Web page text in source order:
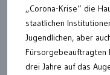
„Corona-Krise“ die
staatlichen
Jugendlichen, aber
Fürsorgebeauftragten
drei Jahre auf das